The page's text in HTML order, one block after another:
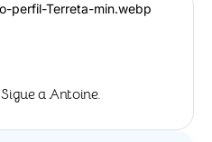
Sigue a Antoine.